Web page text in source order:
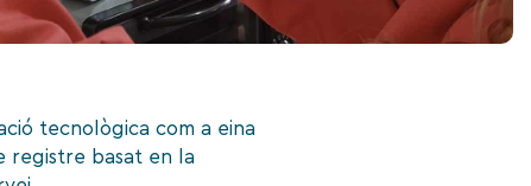
tecnològica com a eina
registre basat en la